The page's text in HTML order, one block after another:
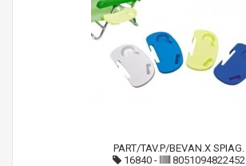
PART/TAV.P/BEVAN.X SPIAG.
16840 - 8051094822452